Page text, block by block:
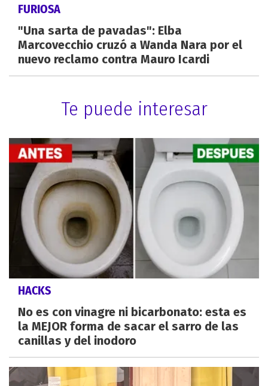
FURIOSA
"Una sarta de pavadas": Elba
Marcovecchio cruzó a Wanda Nara por el
nuevo reclamo contra Mauro Icardi
Te puede interesar
HACKS
No es con vinagre ni bicarbonato: esta es
la MEJOR forma de sacar el sarro de las
canillas y del inodoro